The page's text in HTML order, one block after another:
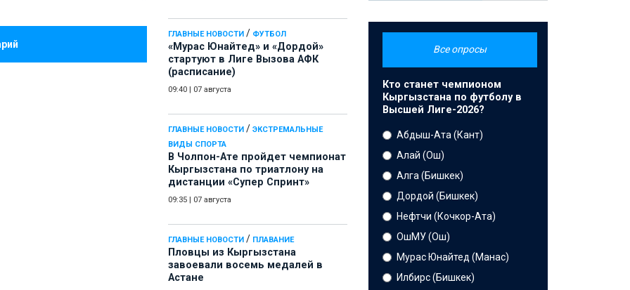
ГЛАВНЫЕ НОВОСТИ / ФУТБОЛ
«Мурас Юнайтед» и «Дордой»
стартуют в Лиге Вызова АФК
(расписание)
09:40 07 августа
ГЛАВНЫЕ НОВОСТИ / ЭКСТРЕМАЛЬНЫЕ
ВИДЫ СПОРТА
В Чолпон-Ате пройдет чемпионат
Кыргызстана по триатлону на
дистанции «Супер Спринт»
09:35 07 августа
ГЛАВНЫЕ НОВОСТИ / ПЛАВАНИЕ
Пловцы из Кыргызстана
завоевали восемь медалей в
Астане
Все опросы
Кто станет чемпионом
Кыргызстана по футболу в
Высшей Лиге-2026?
Абдыш-Ата (Кант)
Алай (Ош)
Алга (Бишкек)
Дордой (Бишкек)
Нефтчи (Кочкор-Ата)
ОшМУ (Ош)
Мурас Юнайтед (Манас)
Илбирс (Бишкек)